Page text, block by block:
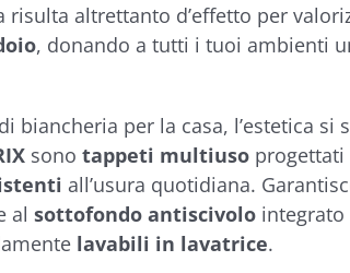
risulta altrettanto d’effetto per
, donando a tutti i tuoi ambienti
per la casa, l’estetica si
sono tappeti multiuso progettati
all’usura quotidiana.
al sottofondo antiscivolo integrato
lavabili in lavatrice.